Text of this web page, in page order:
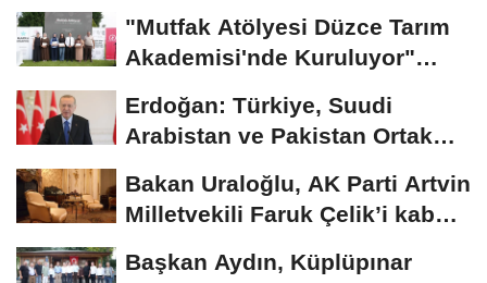
"Mutfak Atölyesi Düzce Tarım
Akademisi'nde Kuruluyor"
Erdoğan: Türkiye, Suudi
Arabistan ve Pakistan Ortak
Bakan Uraloğlu, AK Parti Artvin
Milletvekili Faruk Çelik’i kabul
Başkan Aydın, Küplüpınar